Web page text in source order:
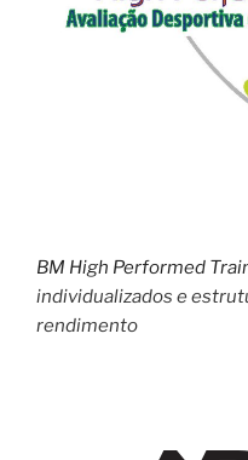
BM High Performed
individualizados e
rendimento